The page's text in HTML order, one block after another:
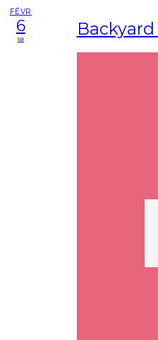
FÉVR
6
sa